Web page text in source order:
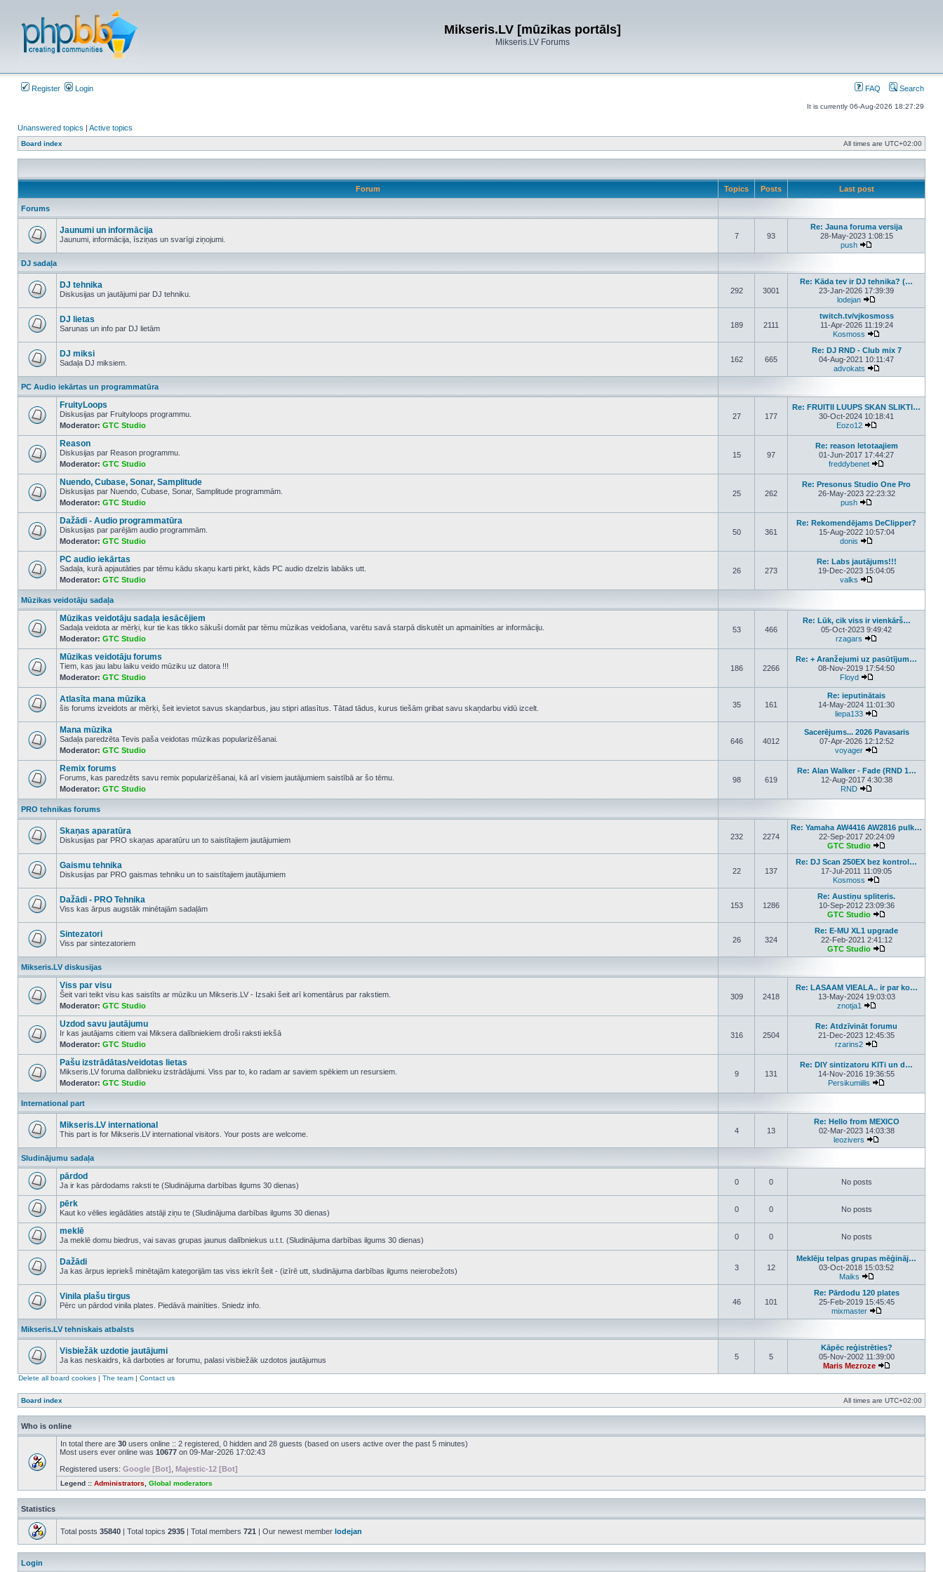
Mikseris.LV [mūzikas portāls]
Mikseris.LV Forums
Register Login FAQ Search
It is currently 06-Aug-2026 18:27:29
Unanswered topics | Active topics
Board index All times are UTC+02:00
Forum Topics Posts Last post
Forums
unread
posts
Jaunumi un informācija
Jaunumi, informācija, īsziņas un svarīgi ziņojumi. 7 93
Re: Jauna foruma versija
28-May-2023 1:08:15
push
View the latest post
DJ sadaļa
unread
posts
DJ tehnika
Diskusijas un jautājumi par DJ tehniku. 292 3001
Re: Kāda tev ir DJ tehnika? (…
23-Jan-2026 17:39:39
lodejan
View the latest post
unread
posts
DJ lietas
Sarunas un info par DJ lietām 189 2111
twitch.tv/vjkosmoss
11-Apr-2026 11:19:24
Kosmoss
View the latest
unread
posts
DJ miksi
Sadaļa DJ miksiem. 162 665
Re: DJ RND - Club mix 7
04-Aug-2021 10:11:47
advokats
View the latest
PC Audio iekārtas un programmatūra
No
unread
posts
FruityLoops
Diskusijas par Fruityloops programmu.
Moderator: GTC Studio
27 177
Re: FRUITII LUUPS SKAN SLIKTI…
30-Oct-2024 10:18:41
Eozo12
No
unread
posts
Reason
Diskusijas par Reason programmu.
Moderator: GTC Studio
15 97
Re: reason letotaajiem
01-Jun-2017 17:44:27
freddybenet
No
unread
posts
Nuendo, Cubase, Sonar, Samplitude
Diskusijas par Nuendo, Cubase, Sonar, Samplitude programmām.
Moderator: GTC Studio
25 262
Re: Presonus Studio One Pro
26-May-2023 22:23:32
push
No
unread
posts
Dažādi - Audio programmatūra
Diskusijas par parējām audio programmām.
Moderator: GTC Studio
50 361
Re: Rekomendējams DeClipper?
15-Aug-2022 10:57:04
donis
No
unread
posts
PC audio iekārtas
Sadaļa, kurā apjautāties par tēmu kādu skaņu karti pirkt, kāds PC audio dzelzis labāks utt.
Moderator: GTC Studio
26 273
Re: Labs jautājums!!!
19-Dec-2023 15:04:05
valks
Mūzikas veidotāju sadaļa
No
unread
posts
Mūzikas veidotāju sadaļa iesācējiem
Sadaļa veidota ar mērķi, kur tie kas tikko sākuši domāt par tēmu mūzikas veidošana, varētu savā starpā diskutēt un apmainīties ar informāciju.
Moderator: GTC Studio
53 466
Re: Lūk, cik viss ir vienkārš…
05-Oct-2023 9:49:42
rzagars
No
unread
posts
Mūzikas veidotāju forums
Tiem, kas jau labu laiku veido mūziku uz datora !!!
Moderator: GTC Studio
186 2266
Re: + Aranžejumi uz pasūtījum…
08-Nov-2019 17:54:50
Floyd
unread
posts
Atlasīta mana mūzika
šis forums izveidots ar mērķi, šeit ievietot savus skaņdarbus, jau stipri atlasītus. Tātad tādus, kurus tiešām gribat savu skaņdarbu vidū izcelt. 35 161
Re: ieputinātais
14-May-2024 11:01:30
liepa133
View the latest post
No
unread
posts
Mana mūzika
Sadaļa paredzēta Tevis paša veidotas mūzikas popularizēšanai.
Moderator: GTC Studio
646 4012
Sacerējums... 2026 Pavasaris
07-Apr-2026 12:12:52
voyager
No
unread
posts
Remix forums
Forums, kas paredzēts savu remix popularizēšanai, kā arī visiem jautājumiem saistībā ar šo tēmu.
Moderator: GTC Studio
98 619
Re: Alan Walker - Fade (RND 1…
12-Aug-2017 4:30:38
RND
PRO tehnikas forums
unread
posts
Skaņas aparatūra
Diskusijas par PRO skaņas aparatūru un to saistītajiem jautājumiem 232 2274
Re: Yamaha AW4416 AW2816 pulk…
22-Sep-2017 20:24:09
GTC Studio
View the latest
unread
posts
Gaismu tehnika
Diskusijas par PRO gaismas tehniku un to saistītajiem jautājumiem 22 137
Re: DJ Scan 250EX bez kontrol…
17-Jul-2011 11:09:05
Kosmoss
View the latest
unread
posts
Dažādi - PRO Tehnika
Viss kas ārpus augstāk minētajām sadaļām 153 1286
Re: Austiņu spliteris.
10-Sep-2012 23:09:36
GTC Studio
View the latest
unread
posts
Sintezatori
Viss par sintezatoriem 26 324
Re: E-MU XL1 upgrade
22-Feb-2021 2:41:12
GTC Studio
View the latest
Mikseris.LV diskusijas
No
unread
posts
Viss par visu
Šeit vari teikt visu kas saistīts ar mūziku un Mikseris.LV - Izsaki šeit arī komentārus par rakstiem.
Moderator: GTC Studio
309 2418
Re: LASAAM VIEALA.. ir par ko…
13-May-2024 19:03:03
znotja1
No
unread
posts
Uzdod savu jautājumu
Ir kas jautājams citiem vai Miksera dalībniekiem droši raksti iekšā
Moderator: GTC Studio
316 2504
Re: Atdzīvināt forumu
21-Dec-2023 12:45:35
rzarins2
No
unread
posts
Pašu izstrādātas/veidotas lietas
Mikseris.LV foruma dalībnieku izstrādājumi. Viss par to, ko radam ar saviem spēkiem un resursiem.
Moderator: GTC Studio
9 131
Re: DIY sintizatoru KITi un d…
14-Nov-2016 19:36:55
Persikumiilis
International part
unread
posts
Mikseris.LV international
This part is for Mikseris.LV international visitors. Your posts are welcome. 4 13
Re: Hello from MEXICO
02-Mar-2023 14:03:38
leozivers
View the latest
Sludinājumu sadaļa
unread
posts
pārdod
Ja ir kas pārdodams raksti te (Sludinājuma darbības ilgums 30 dienas) 0 0 No posts
unread
posts
pērk
Kaut ko vēlies iegādāties atstāji ziņu te (Sludinājuma darbības ilgums 30 dienas) 0 0 No posts
unread
posts
meklē
Ja meklē domu biedrus, vai savas grupas jaunus dalībniekus u.t.t. (Sludinājuma darbības ilgums 30 dienas) 0 0 No posts
unread
posts
Dažādi
Ja kas ārpus iepriekš minētajām kategorijām tas viss iekrīt šeit - (izīrē utt, sludinājuma darbības ilgums neierobežots) 3 12
Meklēju telpas grupas mēģināj…
03-Oct-2018 15:03:52
Maiks
View the latest post
unread
posts
Vinila plašu tirgus
Pērc un pārdod vinila plates. Piedāvā mainīties. Sniedz info. 46 101
Re: Pārdodu 120 plates
25-Feb-2019 15:45:45
mixmaster
View the latest
Mikseris.LV tehniskais atbalsts
unread
Visbiežāk uzdotie jautājumi
Ja kas neskaidrs, kā darboties ar forumu, palasi visbiežāk uzdotos jautājumus 5 5
Kāpēc reģistrēties?
05-Nov-2002 11:39:00
Maris Mezroze
View the latest
Delete all board cookies | The team | Contact us
Board index All times are UTC+02:00
Who is online
In total there are 30 users online :: 2 registered, 0 hidden and 28 guests (based on users active over the past 5 minutes)
Most users ever online was 10677 on 09-Mar-2026 17:02:43
Registered users: Google [Bot] Majestic-12 [Bot]
Legend :: Administrators Global moderators
Statistics
Total posts 35840 | Total topics 2935 | Total members 721 | Our newest member lodejan
Login